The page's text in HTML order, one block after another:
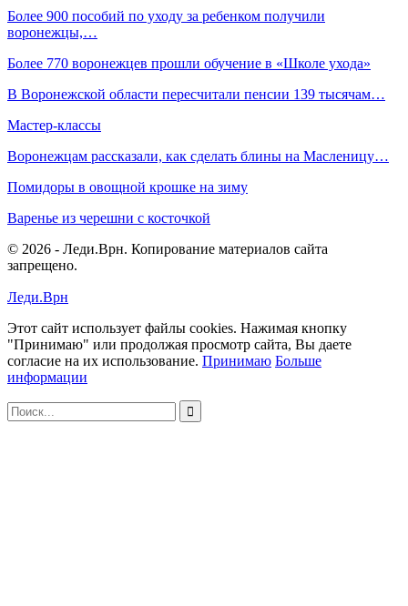
Более 900 пособий по уходу за ребенком получили
воронежцы,…
Более 770 воронежцев прошли обучение в «Школе ухода»
В Воронежской области пересчитали пенсии 139 тысячам…
Мастер-классы
Воронежцам рассказали, как сделать блины на Масленицу…
Помидоры в овощной крошке на зиму
Варенье из черешни с косточкой
© 2026 - Леди.Врн. Копирование материалов сайта
запрещено.
Леди.Врн
Этот сайт использует файлы cookies. Нажимая кнопку
"Принимаю" или продолжая просмотр сайта, Вы даете
согласие на их использование. Принимаю Больше
информации